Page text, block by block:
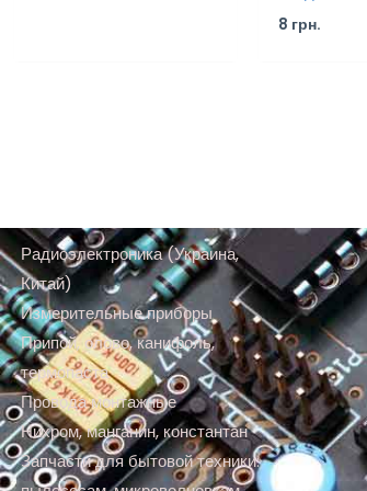
8 грн.
Радиоэлектроника (Украина,
Китай)
Измерительные приборы
Припой, олово, канифоль,
термопаста
Провода монтажные
Нихром, манганин, константан
Запчасти для бытовой техники: